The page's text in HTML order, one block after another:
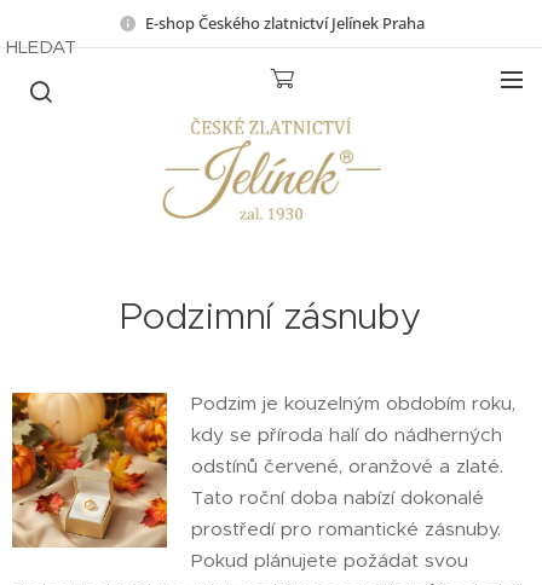
E-shop Českého zlatnictví Jelínek Praha
HLEDAT
Podzimní zásnuby
Podzim je kouzelným obdobím roku,
kdy se příroda halí do nádherných
odstínů červené, oranžové a zlaté.
Tato roční doba nabízí dokonalé
prostředí pro romantické zásnuby.
Pokud plánujete požádat svou